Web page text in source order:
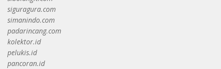
siguragura.com
simanindo.com
padarincang.com
kolektor.id
pelukis.id
pancoran.id